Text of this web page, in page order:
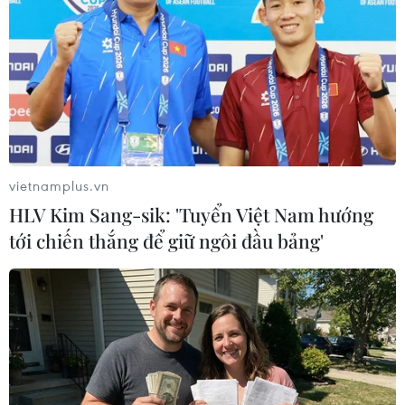
#Thái Lan #Kiều Trinh #giấc mơ
#tạm biệt
#World Cup
#Đội tuyển nữ Việt Nam
#play-off
#Women Asian Cup
#giải vô địch bóng đá nữ châu Á 2014
#Trần Vân Phát
Theo dõi VietnamPlus
Đội tuyển Quốc gia Việt Nam
vietnamplus.vn
HLV Kim Sang-sik: 'Tuyển Việt Nam hướng
tới chiến thắng để giữ ngôi đầu bảng'